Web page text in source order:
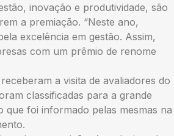
inovação e produtividade, são
a premiação. “Neste ano,
excelência em gestão. Assim,
com um prêmio de renome
a visita de avaliadores do
classificadas para a grande
que foi informado pelas mesmas na